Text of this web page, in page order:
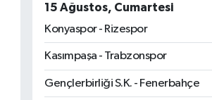
15 Ağustos, Cumartesi
Konyaspor - Rizespor
Kasımpaşa - Trabzonspor
Gençlerbirliği S.K. - Fenerbahçe